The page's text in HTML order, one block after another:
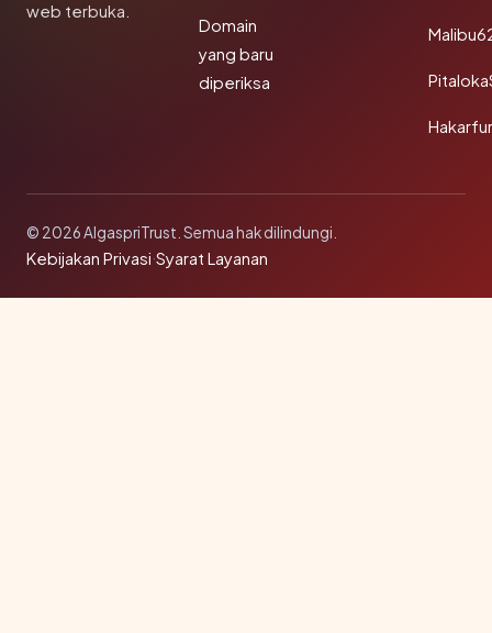
web terbuka.
Domain
yang baru
diperiksa
© 2026 AlgaspriTrust. Semua hak dilindungi.
Kebijakan Privasi·Syarat Layanan